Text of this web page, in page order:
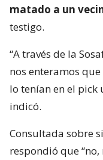
matado a un
testigo.
“A través de la
nos enteramos
lo tenían en el pick
indicó.
Consultada sobre
respondió que